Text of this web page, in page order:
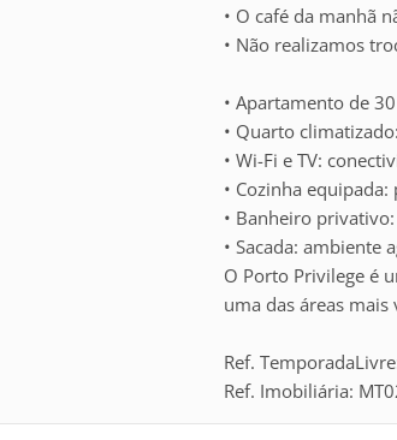
• O café da manhã
• Não realizamos
• Apartamento de
• Quarto
• Wi-Fi e TV:
• Cozinha
• Banheiro
• Sacada: ambiente
O Porto Privilege é
uma das áreas
Ref.
Ref. Imobiliária: